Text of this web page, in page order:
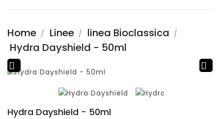
Home Linee
linea Bioclassica
Hydra Dayshield - 50ml
 
Hydra Dayshield - 50ml